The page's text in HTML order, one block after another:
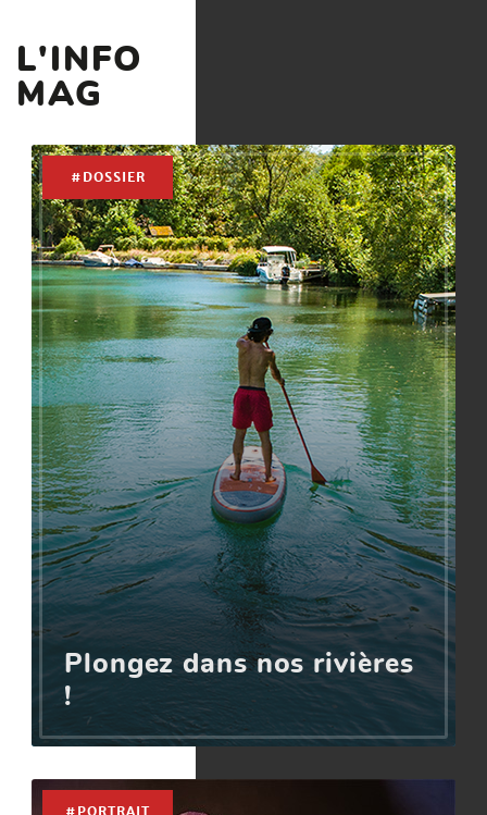
L'INFO
MAG
#DOSSIER
Plongez dans nos rivières
!
#PORTRAIT